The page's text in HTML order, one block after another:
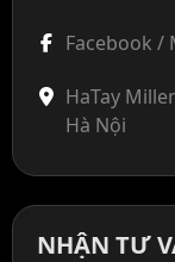
Facebook /
HaTay
Hà Nội
NHẬN TƯ